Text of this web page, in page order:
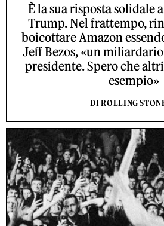
È la sua risposta solidale
Trump. Nel frattempo,
boicottare Amazon
Jeff Bezos, «un
presidente. Spero che
esempio»
DI ROLLING